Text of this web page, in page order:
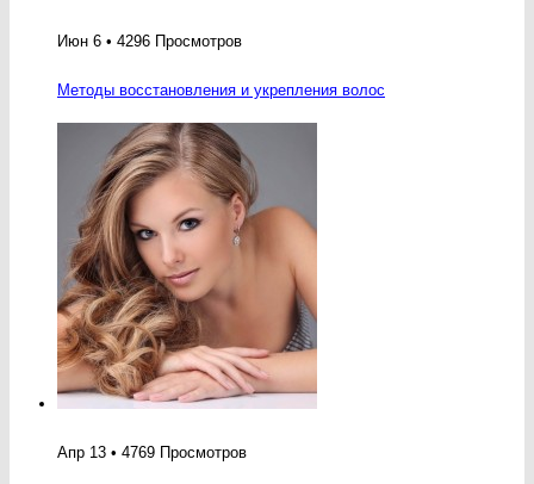
Июн 6 • 4296 Просмотров
Методы восстановления и укрепления волос
Апр 13 • 4769 Просмотров